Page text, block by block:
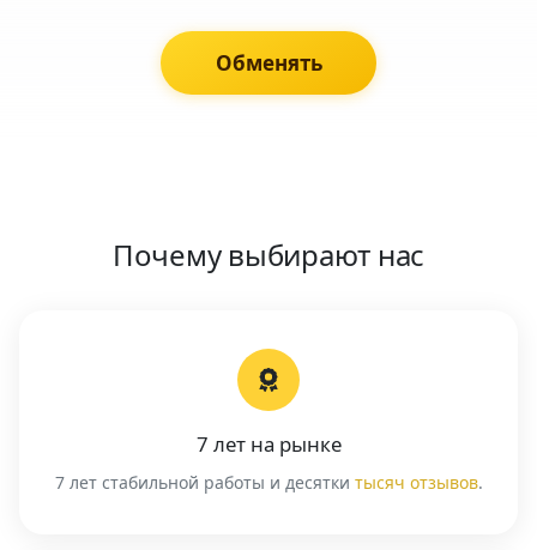
Обменять
Почему выбирают нас
7 лет на рынке
7 лет стабильной работы и десятки тысяч отзывов.